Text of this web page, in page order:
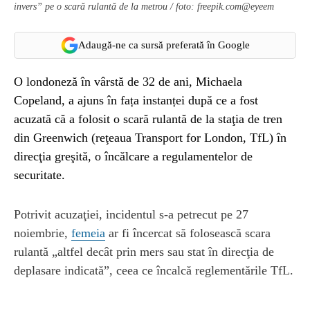
invers” pe o scară rulantă de la metrou / foto: freepik.com@eyeem
Adaugă-ne ca sursă preferată în Google
O londoneză în vârstă de 32 de ani, Michaela
Copeland, a ajuns în fața instanței după ce a fost
acuzată că a folosit o scară rulantă de la staţia de tren
din Greenwich (reţeaua Transport for London, TfL) în
direcţia greşită, o încălcare a regulamentelor de
securitate.
Potrivit acuzaţiei, incidentul s-a petrecut pe 27
noiembrie, femeia ar fi încercat să folosească scara
rulantă „altfel decât prin mers sau stat în direcţia de
deplasare indicată”, ceea ce încalcă reglementările TfL.